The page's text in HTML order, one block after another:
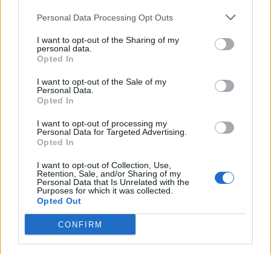
Personal Data Processing Opt Outs
I want to opt-out of the Sharing of my
personal data.
Opted In
I want to opt-out of the Sale of my
Personal Data.
Opted In
I want to opt-out of processing my
Personal Data for Targeted Advertising.
Opted In
I want to opt-out of Collection, Use,
Retention, Sale, and/or Sharing of my
Personal Data that Is Unrelated with the
Purposes for which it was collected.
Opted Out
CONFIRM
Senaste projektinläggen
Volkswagen Golf MK4 v6 4motion OEM++
med JDM inspiration.
Projekt
Ni som kör HEV eller PHEV ? är ni nöjda?
Manta b som ska räddas (kaross eller
delar sökes)
Senaste inlägget av Tyfors för 16 timmar sedan
Huggern goes big block with 427 ZL-1!
Senaste inlägget av
Camaro som bruksbil?!